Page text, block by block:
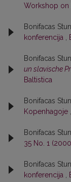
Workshop on
Bonifacas
konferencija ,
Bonifacas
un slavische
Baltistica
Bonifacas
Kopenhagoje ,
Bonifacas
35 No. 1
Bonifacas
konferencija ,